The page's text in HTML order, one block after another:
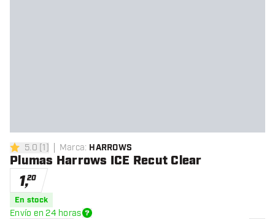
5 estrellas de puntuación
5.0 [1] Marca: HARROWS
Plumas Harrows ICE Recut Clear
1,20
En stock
Envío en 24 horas